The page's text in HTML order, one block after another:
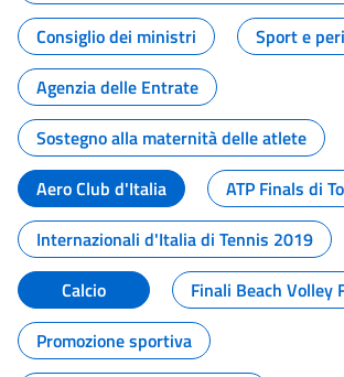
Consiglio dei ministri
Sport e
Agenzia delle Entrate
Sostegno alla maternità delle atlete
Aero Club d'Italia
ATP Finals di
Internazionali d'Italia di Tennis 2019
Calcio
Finali Beach Volley
Promozione sportiva